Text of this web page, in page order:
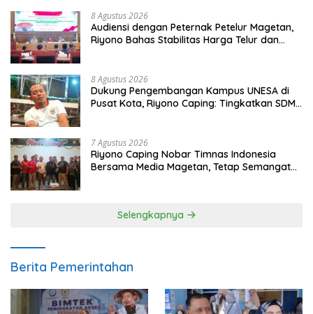
8 Agustus 2026
Audiensi dengan Peternak Petelur Magetan,
Riyono Bahas Stabilitas Harga Telur dan
8 Agustus 2026
Dukung Pengembangan Kampus UNESA di
Pusat Kota, Riyono Caping: Tingkatkan SDM
7 Agustus 2026
Riyono Caping Nobar Timnas Indonesia
Bersama Media Magetan, Tetap Semangat
Selengkapnya
Berita Pemerintahan